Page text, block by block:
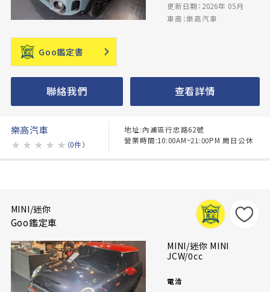
更新日期：2026年 05月
車商：樂高汽車
Goo鑑定書
聯絡我們 查看詳情
樂高汽車
★ ★ ★ ★ ★ （0件）
地址:內湖區行忠路62號
營業時間:10:00AM~21:00PM 周日公休
MINI/迷你
Goo鑑定車
MINI/迷你 MINI
JCW/0cc
電洽